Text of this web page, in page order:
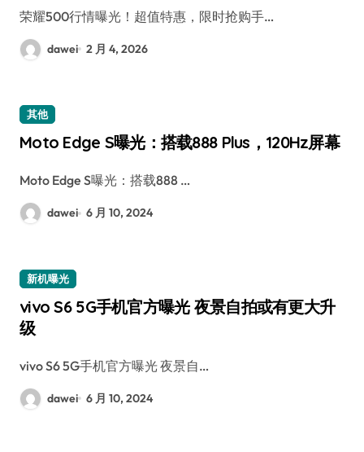
荣耀500行情曝光！超值特惠，限时抢购手…
dawei 2 月 4, 2026
其他
Moto Edge S曝光：搭载888 Plus，120Hz屏幕
Moto Edge S曝光：搭载888 …
dawei 6 月 10, 2024
新机曝光
vivo S6 5G手机官方曝光 夜景自拍或有更大升
级
vivo S6 5G手机官方曝光 夜景自…
dawei 6 月 10, 2024